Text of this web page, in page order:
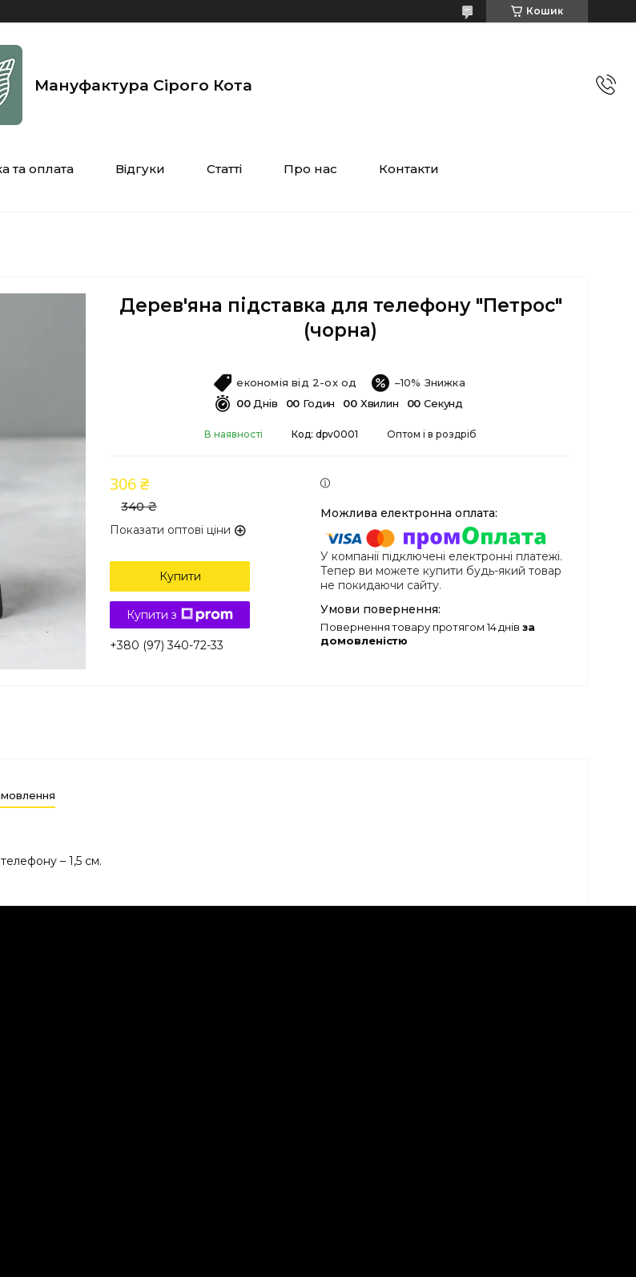
Кошик
Мануфактура Сірого Кота
та оплата Відгуки Статті Про нас Контакти
Дерев'яна підставка для телефону "Петрос"
(чорна)
економія від 2-ох од
–10%
00 Днів 00 Годин 00 Хвилин 00 Секунд
В наявності Оптом і в роздріб
Код: dpv0001
340 ₴
306 ₴
Показати оптові ціни
Купити
Купити з
+380 (97) 340-72-33
У компанії підключені електронні платежі.
Тепер ви можете купити будь-який товар
не покидаючи сайту.
повернення товару протягом 14 днів за
домовленістю
– 1,5 см.